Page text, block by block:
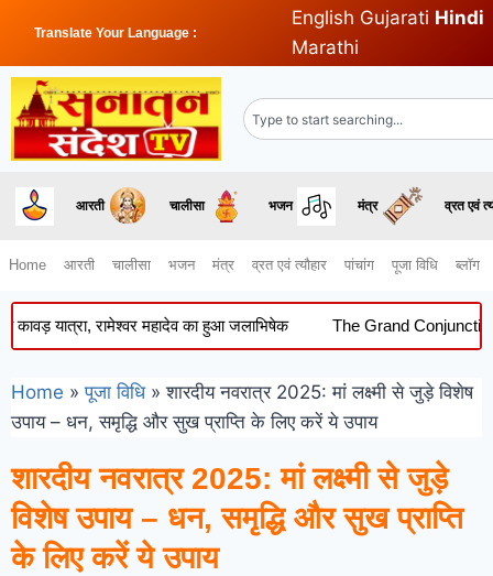
Translate Your Language :
English Gujarati Hindi
Marathi
आरती चालीसा भजन मंत्र व्रत एवं
Home आरती चालीसा भजन मंत्र व्रत एवं त्यौहार पांचांग पूजा विधि ब्लॉग
रामेश्वर महादेव का हुआ जलाभिषेक The Grand Conjunction of
Home » पूजा विधि » शारदीय नवरात्र 2025: मां लक्ष्मी से जुड़े विशेष
उपाय – धन, समृद्धि और सुख प्राप्ति के लिए करें ये उपाय
शारदीय नवरात्र 2025: मां लक्ष्मी से जुड़े
विशेष उपाय – धन, समृद्धि और सुख प्राप्ति
के लिए करें ये उपाय